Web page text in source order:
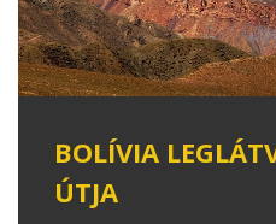
BOLÍVIA
ÚTJA